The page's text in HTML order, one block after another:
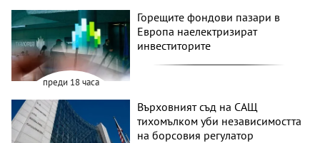
преди 18 часа
Горещите фондови пазари в
Европа наелектризират
инвеститорите
Върховният съд на САЩ
тихомълком уби независимостта
на борсовия регулатор